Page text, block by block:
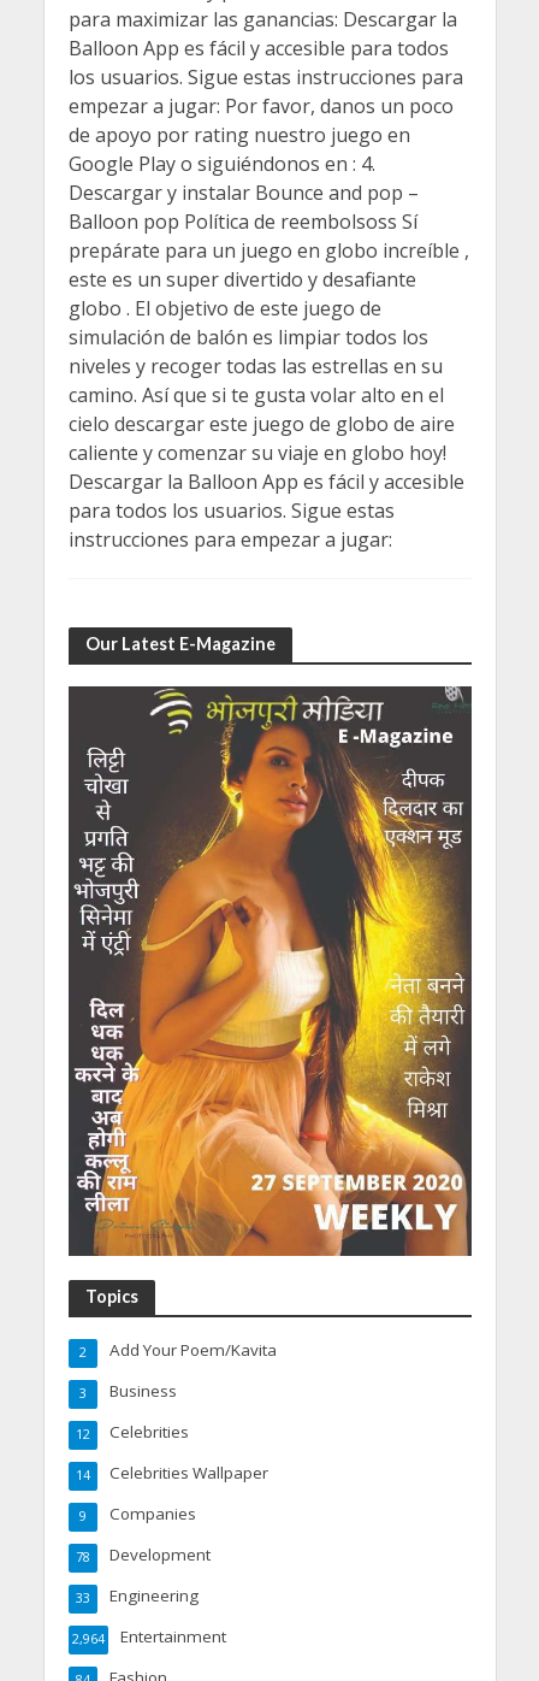
para maximizar las ganancias: Descargar la
Balloon App es fácil y accesible para todos
los usuarios. Sigue estas instrucciones para
empezar a jugar: Por favor, danos un poco
de apoyo por rating nuestro juego en
Google Play o siguiéndonos en : 4.
Descargar y instalar Bounce and pop –
Balloon pop Política de reembolsoss Sí
prepárate para un juego en globo increíble ,
este es un super divertido y desafiante
globo . El objetivo de este juego de
simulación de balón es limpiar todos los
niveles y recoger todas las estrellas en su
camino. Así que si te gusta volar alto en el
cielo descargar este juego de globo de aire
caliente y comenzar su viaje en globo hoy!
Descargar la Balloon App es fácil y accesible
para todos los usuarios. Sigue estas
instrucciones para empezar a jugar:
Our Latest E-Magazine
Topics
Add Your Poem/Kavita
2
Business
3
Celebrities
12
Celebrities Wallpaper
14
Companies
9
Development
78
Engineering
33
Entertainment
2,964